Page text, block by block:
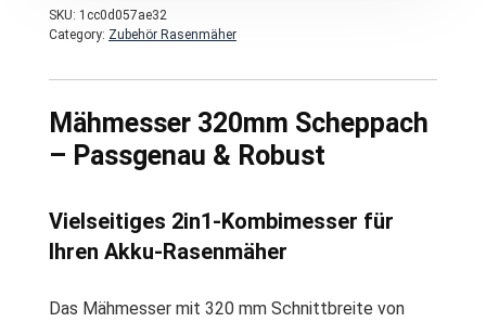
SKU: 1cc0d057ae32
Category: Zubehör Rasenmäher
Mähmesser 320mm Scheppach
– Passgenau & Robust
Vielseitiges 2in1-Kombimesser für
Ihren Akku-Rasenmäher
Das Mähmesser mit 320 mm Schnittbreite von